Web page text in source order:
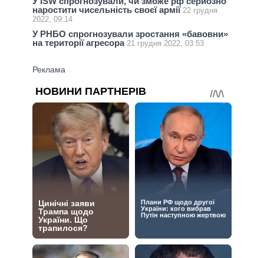
наростити чисельність своєї армії 22 грудня
2022, 09:14
У РНБО спрогнозували зростання «бавовни»
на території агресора 21 грудня 2022, 03:53